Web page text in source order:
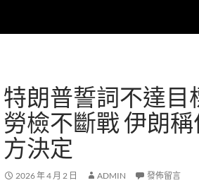
特朗普誓詞不達目
勞檢不斷戰 伊朗
方決定
2026 年 4 月 2 日 ADMIN 發佈留言